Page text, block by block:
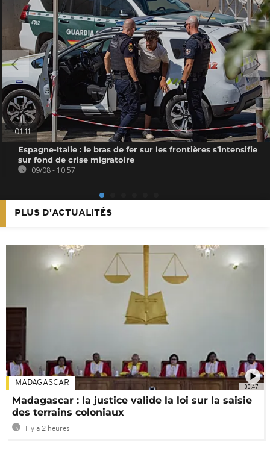
01:11
Espagne-Italie : le bras de fer sur les frontières s’intensifie
sur fond de crise migratoire
09/08 - 10:57
PLUS D'ACTUALITÉS
00:47
MADAGASCAR
Madagascar : la justice valide la loi sur la saisie
des terrains coloniaux
Il y a 2 heures